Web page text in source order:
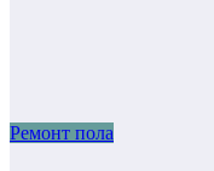
Ремонт пола